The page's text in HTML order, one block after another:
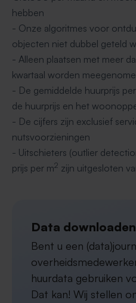
hebben
- Onze algoritmes voor
objecten niet dubbel geteld
- Alleen plaatsen met meer
kwartaal worden
- De gemiddelde huurprijs
de huurprijs en het
- De cijfers zijn exclusief
nutsvoorzieningen
- Uitschieters (outlier
prijs per m2 zijn uitgesloten
Data
Bent u een
huurdata gebruiken
Dat kan! Wij stellen